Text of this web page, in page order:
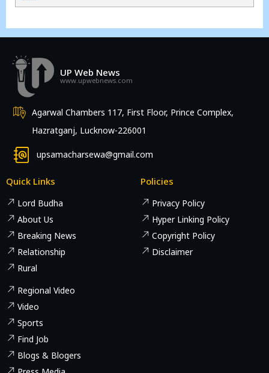
UP Web News
www.upwebnews.com
Agarwal Chambers 117, First Floor, Prince Complex,
Hazratganj, Lucknow-226001
upsamacharsewa@gmail.com
Quick Links
Lord Budha
About Us
Breaking News
Relationship
Rural
Regional Video
Video
Sports
Find Job
Blogs & Blogers
Policies
Privacy Policy
Hyper Linking Policy
Copyright Policy
Disclaimer